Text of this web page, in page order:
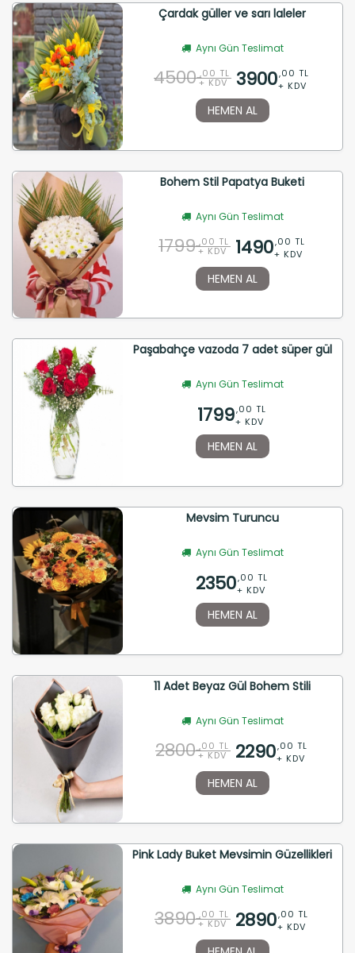
Çardak güller ve sarı laleler
Aynı Gün Teslimat
4500 ,00 TL
+ KDV 3900,00 TL
+ KDV
HEMEN AL
Bohem Stil Papatya Buketi
Aynı Gün Teslimat
1799 ,00 TL
+ KDV 1490,00 TL
+ KDV
HEMEN AL
Paşabahçe vazoda 7 adet süper gül
Aynı Gün Teslimat
1799,00 TL
+ KDV
HEMEN AL
Mevsim Turuncu
Aynı Gün Teslimat
2350,00 TL
+ KDV
HEMEN AL
11 Adet Beyaz Gül Bohem Stili
Aynı Gün Teslimat
2800 ,00 TL
+ KDV 2290,00 TL
+ KDV
HEMEN AL
Pink Lady Buket Mevsimin Güzellikleri
Aynı Gün Teslimat
3890 ,00 TL
+ KDV 2890,00 TL
+ KDV